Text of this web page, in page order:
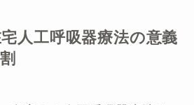
人工呼吸器療法の意義